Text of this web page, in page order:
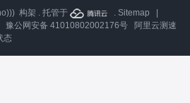
构架 . 托管于 . Sitemap
豫公网安备 41010802002176号
阿里云测速
态